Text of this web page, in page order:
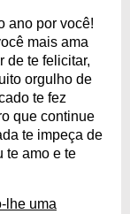
ano por você!
mais ama
de te felicitar,
orgulho de
te fez
que continue
te impeça de
te amo e te
lhe uma